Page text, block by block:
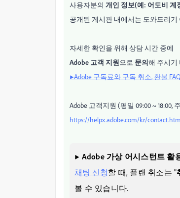
사용자분의 개인 정보(예: 어도비 계
공개된 게시판 내에서는 도와드리기
자세한 확인을 위해 상담 시간 중에
Adobe 고객 지원으로 문의해 주시기
▶Adobe 구독료와 구독 취소, 환불 FAQ
Adobe 고객지원 (평일 09:00 ~ 18:00,
https://helpx.adobe.com/kr/
▶ Adobe 가상 어시스턴트 활
채팅 신청할 때, 플랜 취소는 "
볼 수 있습니다.